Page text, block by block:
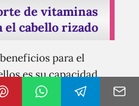
de vitaminas
el cabello rizado
para el
es su capacidad
aportar vitaminas